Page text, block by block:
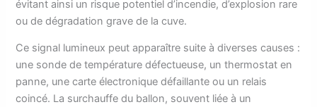
évitant ainsi un risque potentiel d’incendie, d’explosion rare
ou de dégradation grave de la cuve.
Ce signal lumineux peut apparaître suite à diverses causes :
une sonde de température défectueuse, un thermostat en
panne, une carte électronique défaillante ou un relais
coincé. La surchauffe du ballon, souvent liée à un